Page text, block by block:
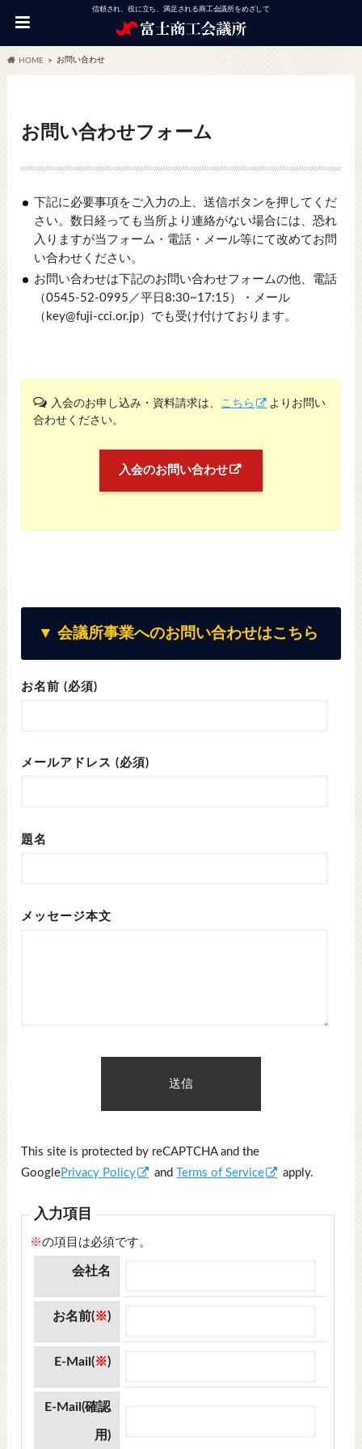
信頼され、役に立ち、満足される商工会議所をめざして
HOME お問い合わせ
お問い合わせフォーム
下記に必要事項をご入力の上、送信ボタンを押してくだ
さい。数日経っても当所より連絡がない場合には、恐れ
入りますが当フォーム・電話・メール等にて改めてお問
い合わせください。
お問い合わせは下記のお問い合わせフォームの他、電話
（0545-52-0995／平日8:30~17:15）・メール
（key@fuji-cci.or.jp）でも受け付けております。
入会のお申し込み・資料請求は、 こちら
よりお問い
合わせください。
入会のお問い合わせ
▼ 会議所事業へのお問い合わせはこちら
お名前 (必須)
メールアドレス (必須)
題名
メッセージ本文
This site is protected by reCAPTCHA and the
GooglePrivacy Policy and Terms of Service apply.
入力項目
※の項目は必須です。
会社名
お名前(※)
E-Mail(※)
E-Mail(確認
用)